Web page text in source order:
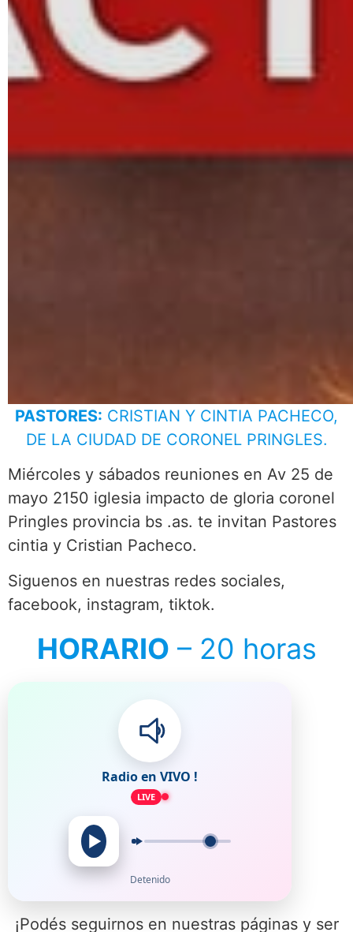
PASTORES: CRISTIAN Y CINTIA PACHECO,
DE LA CIUDAD DE CORONEL PRINGLES.
Miércoles y sábados reuniones en Av 25 de
mayo 2150 iglesia impacto de gloria coronel
Pringles provincia bs .as. te invitan Pastores
cintia y Cristian Pacheco.
Siguenos en nuestras redes sociales,
facebook, instagram, tiktok.
HORARIO – 20 horas
Radio en VIVO !
LIVE
Detenido
¡Podés seguirnos en nuestras páginas y ser